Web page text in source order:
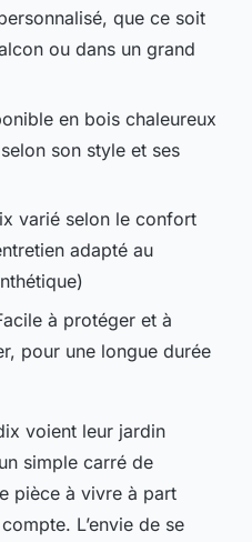
que ce soit
ou dans un grand
en bois chaleureux
son style et ses
varié selon le confort
adapté au
à protéger et à
pour une longue durée
voient leur jardin
simple carré de
pièce à vivre à part
L’envie de se